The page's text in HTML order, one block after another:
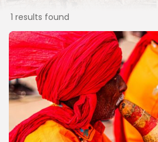
1 results found